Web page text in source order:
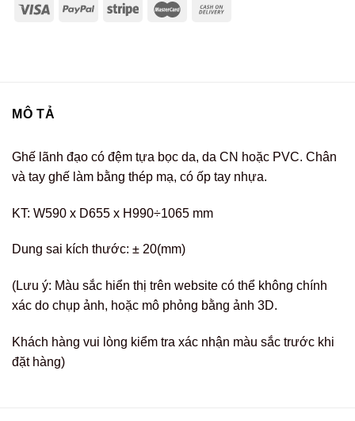
MÔ TẢ
Ghế lãnh đạo có đệm tựa bọc da, da CN hoặc PVC. Chân
và tay ghế làm bằng thép mạ, có ốp tay nhựa.
KT: W590 x D655 x H990÷1065 mm
Dung sai kích thước: ± 20(mm)
(Lưu ý: Màu sắc hiển thị trên website có thể không chính
xác do chụp ảnh, hoặc mô phỏng bằng ảnh 3D.
Khách hàng vui lòng kiểm tra xác nhận màu sắc trước khi
đặt hàng)